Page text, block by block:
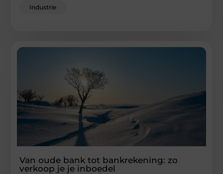
Industrie
Van oude bank tot bankrekening: zo
verkoop je je inboedel